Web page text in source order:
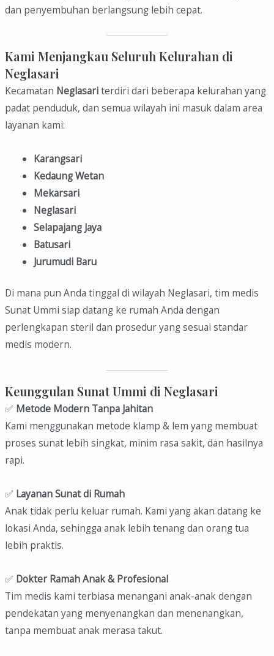
dan penyembuhan berlangsung lebih cepat.
Kami Menjangkau Seluruh Kelurahan di
Neglasari
Kecamatan Neglasariterdiri dari beberapa kelurahan yang
padat penduduk, dan semua wilayah ini masuk dalam area
layanan kami:
Karangsari
Kedaung Wetan
Mekarsari
Neglasari
Selapajang Jaya
Batusari
Jurumudi Baru
Di mana pun Anda tinggal di wilayah Neglasari, tim medis
Sunat Ummi siap datang ke rumah Anda dengan
perlengkapan steril dan prosedur yang sesuai standar
medis modern.
Keunggulan Sunat Ummi di Neglasari
✅ Metode Modern Tanpa Jahitan
Kami menggunakan metode klamp & lem yang membuat
proses sunat lebih singkat, minim rasa sakit, dan hasilnya
rapi.
✅ Layanan Sunat di Rumah
Anak tidak perlu keluar rumah. Kami yang akan datang ke
lokasi Anda, sehingga anak lebih tenang dan orang tua
lebih praktis.
✅ Dokter Ramah Anak & Profesional
Tim medis kami terbiasa menangani anak-anak dengan
pendekatan yang menyenangkan dan menenangkan,
tanpa membuat anak merasa takut.